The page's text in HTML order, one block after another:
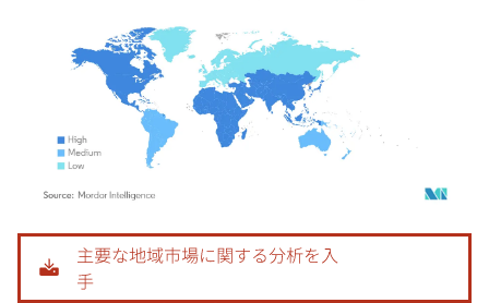
画像 © Mordor Intelligence。再利用にはCC BY 4.0の表示が必要です。